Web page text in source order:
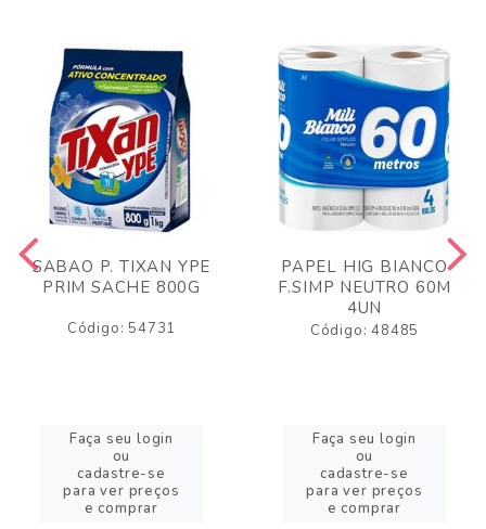
SABAO P. TIXAN YPE
PRIM SACHE 800G
Código: 54731
Faça seu login
ou
cadastre-se
para ver preços
e comprar
PAPEL HIG BIANCO
F.SIMP NEUTRO 60M
4UN
Código: 48485
Faça seu login
ou
cadastre-se
para ver preços
e comprar